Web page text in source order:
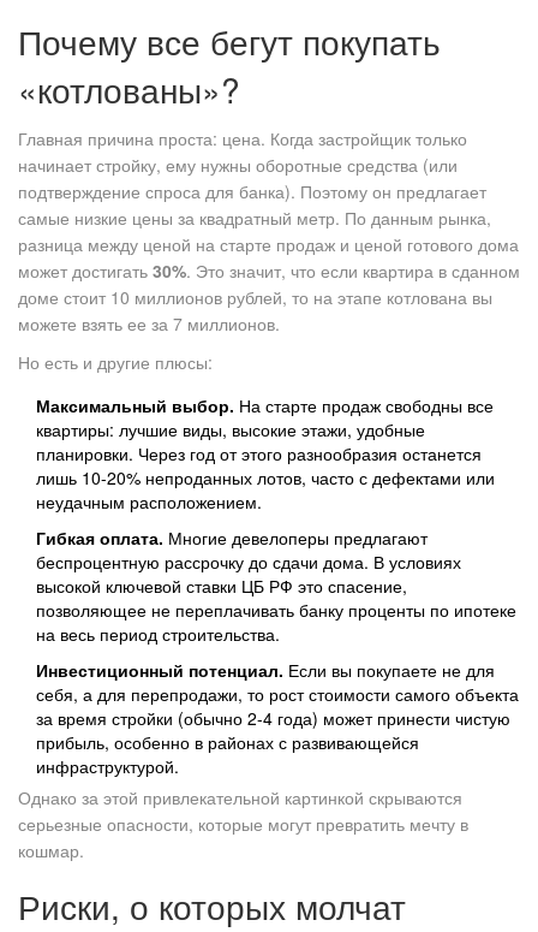
Почему все бегут покупать
«котлованы»?
Главная причина проста: цена. Когда застройщик только
начинает стройку, ему нужны оборотные средства (или
подтверждение спроса для банка). Поэтому он предлагает
самые низкие цены за квадратный метр. По данным рынка,
разница между ценой на старте продаж и ценой готового дома
может достигать 30%. Это значит, что если квартира в сданном
доме стоит 10 миллионов рублей, то на этапе котлована вы
можете взять ее за 7 миллионов.
Но есть и другие плюсы:
Максимальный выбор. На старте продаж свободны все
квартиры: лучшие виды, высокие этажи, удобные
планировки. Через год от этого разнообразия останется
лишь 10-20% непроданных лотов, часто с дефектами или
неудачным расположением.
Гибкая оплата. Многие девелоперы предлагают
беспроцентную рассрочку до сдачи дома. В условиях
высокой ключевой ставки ЦБ РФ это спасение,
позволяющее не переплачивать банку проценты по ипотеке
на весь период строительства.
Инвестиционный потенциал. Если вы покупаете не для
себя, а для перепродажи, то рост стоимости самого объекта
за время стройки (обычно 2-4 года) может принести чистую
прибыль, особенно в районах с развивающейся
инфраструктурой.
Однако за этой привлекательной картинкой скрываются
серьезные опасности, которые могут превратить мечту в
кошмар.
Риски, о которых молчат